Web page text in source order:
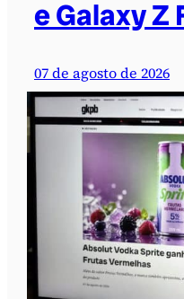
e Galaxy Z
07 de agosto de 2026